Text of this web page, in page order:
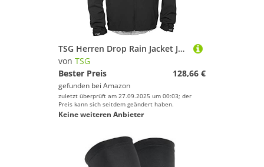
TSG Herren Drop Rain Jacket Jacke, Black, S
von TSG
Bester Preis
128,66 €
gefunden bei Amazon
zuletzt überprüft am 27.09.2025 um 00:03; der
Preis kann sich seitdem geändert haben.
Keine weiteren Anbieter